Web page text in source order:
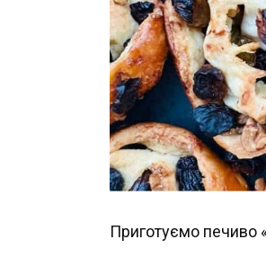
Приготуємо печиво